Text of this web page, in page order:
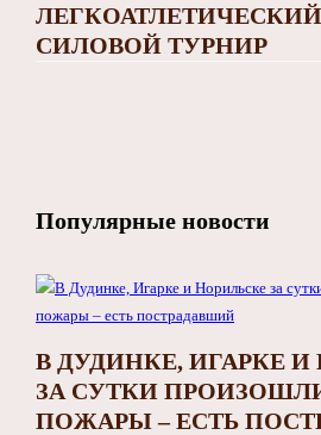
СИЛОВОЙ ТУРНИР
Популярные новости
В ДУДИНКЕ, ИГАРКЕ
ЗА СУТКИ
ПОЖАРЫ – ЕСТЬ